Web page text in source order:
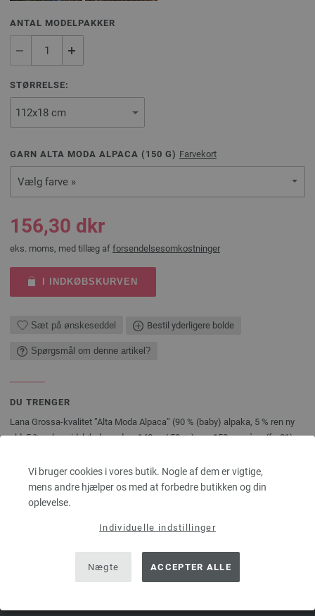
Vi bruger cookies i vores butik. Nogle af dem er vigtige,
mens andre hjælper os med at forbedre butikken og din
oplevelse.
Individuelle indstillinger
Nægte ACCEPTER ALLE
ANTAL MODELPAKKER
STØRRELSE:
GARN ALTA MODA ALPACA ( 150 G) Farvekort
Vælg farve »
156,30 dkr
eks. moms, med tillæg af forsendelsesomkostninger
I INDKØBSKURVEN
Sæt på ønskeseddel Bestil yderligere bolde
Spørgsmål om denne artikel?
DU TRENGER
Lana Grossa-kvalitet ”Alta Moda Alpaca” (90 % (baby) alpaka, 5 % ren ny
uld, 5 % polyamid, løbelængde = 140 m / 50 gr.): ca. 150 gr. grège (fv. 21),
Nåle, pinde, knapper, accessories er ikke inkluderet i modelpakkerne,
strikkevejledninger følger gratis med pr. e-mail eller i papirform!
DEL DENNE SIDE